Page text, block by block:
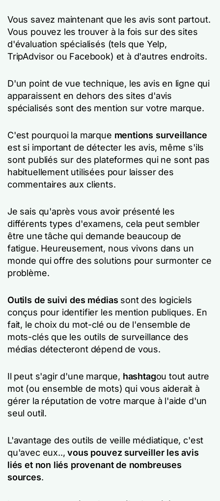
Vous savez maintenant que les avis sont partout.
Vous pouvez les trouver à la fois sur des sites
d'évaluation spécialisés (tels que Yelp,
TripAdvisor ou Facebook) et à d'autres endroits.
D'un point de vue technique, les avis en ligne qui
apparaissent en dehors des sites d'avis
spécialisés sont des mention sur votre marque.
C'est pourquoi la marque mentions surveillance
est si important de détecter les avis, même s'ils
sont publiés sur des plateformes qui ne sont pas
habituellement utilisées pour laisser des
commentaires aux clients.
Je sais qu'après vous avoir présenté les
différents types d'examens, cela peut sembler
être une tâche qui demande beaucoup de
fatigue. Heureusement, nous vivons dans un
monde qui offre des solutions pour surmonter ce
problème.
Outils de suivi des médias sont des logiciels
conçus pour identifier les mention publiques. En
fait, le choix du mot-clé ou de l'ensemble de
mots-clés que les outils de surveillance des
médias détecteront dépend de vous.
Il peut s'agir d'une marque, hashtagou tout autre
mot (ou ensemble de mots) qui vous aiderait à
gérer la réputation de votre marque à l'aide d'un
seul outil.
L'avantage des outils de veille médiatique, c'est
qu'avec eux..,vous pouvez surveiller les avis
liés et non liés provenant de nombreuses
sources.